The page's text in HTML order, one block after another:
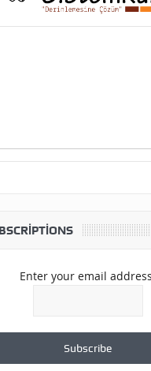
Enter your email